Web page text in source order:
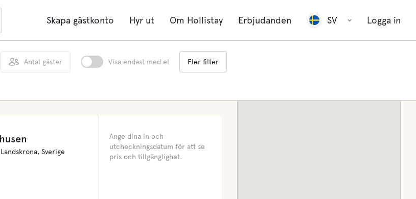
Skapa gästkonto Hyr ut Om Hollistay Erbjudanden SV Logga in
Antal gäster Visa endast med el Fler filter
Sverige
Ange dina in och
utcheckningsdatum för att se
pris och tillgänglighet.